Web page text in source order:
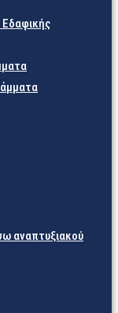
αναπτυξιακού